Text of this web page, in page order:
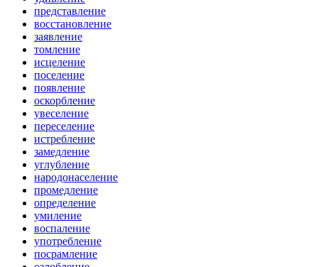
представление
восстановление
заявление
томление
исцеление
поселение
появление
оскорбление
увеселение
переселение
истребление
замедление
углубление
народонаселение
промедление
определение
умиление
воспаление
употребление
посрамление